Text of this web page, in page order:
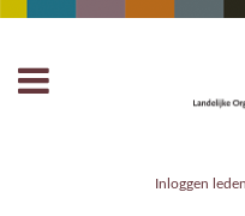
Inloggen leden